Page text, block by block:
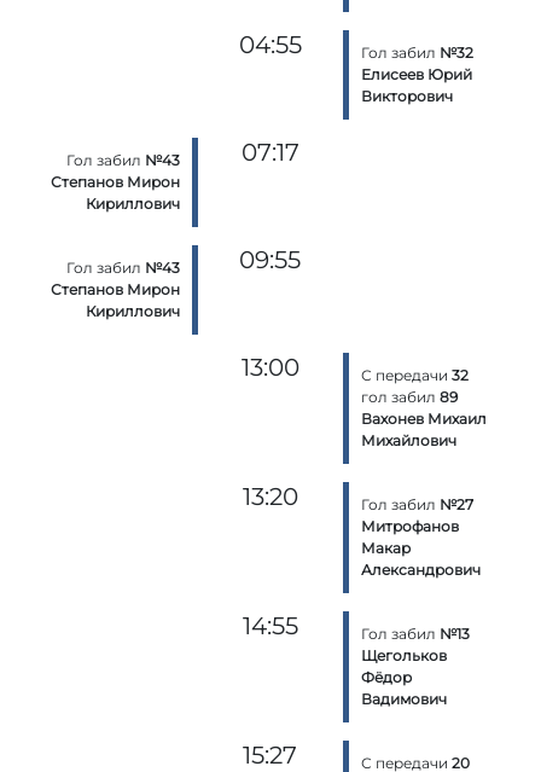
04:55 Гол забил №32
Елисеев Юрий
Викторович
Гол забил №43
Степанов Мирон
Кириллович
07:17
Гол забил №43
Степанов Мирон
Кириллович
09:55
13:00 С передачи 32
гол забил 89
Вахонев Михаил
Михайлович
13:20 Гол забил №27
Митрофанов
Макар
Александрович
14:55 Гол забил №13
Щегольков
Фёдор
Вадимович
15:27 С передачи 20